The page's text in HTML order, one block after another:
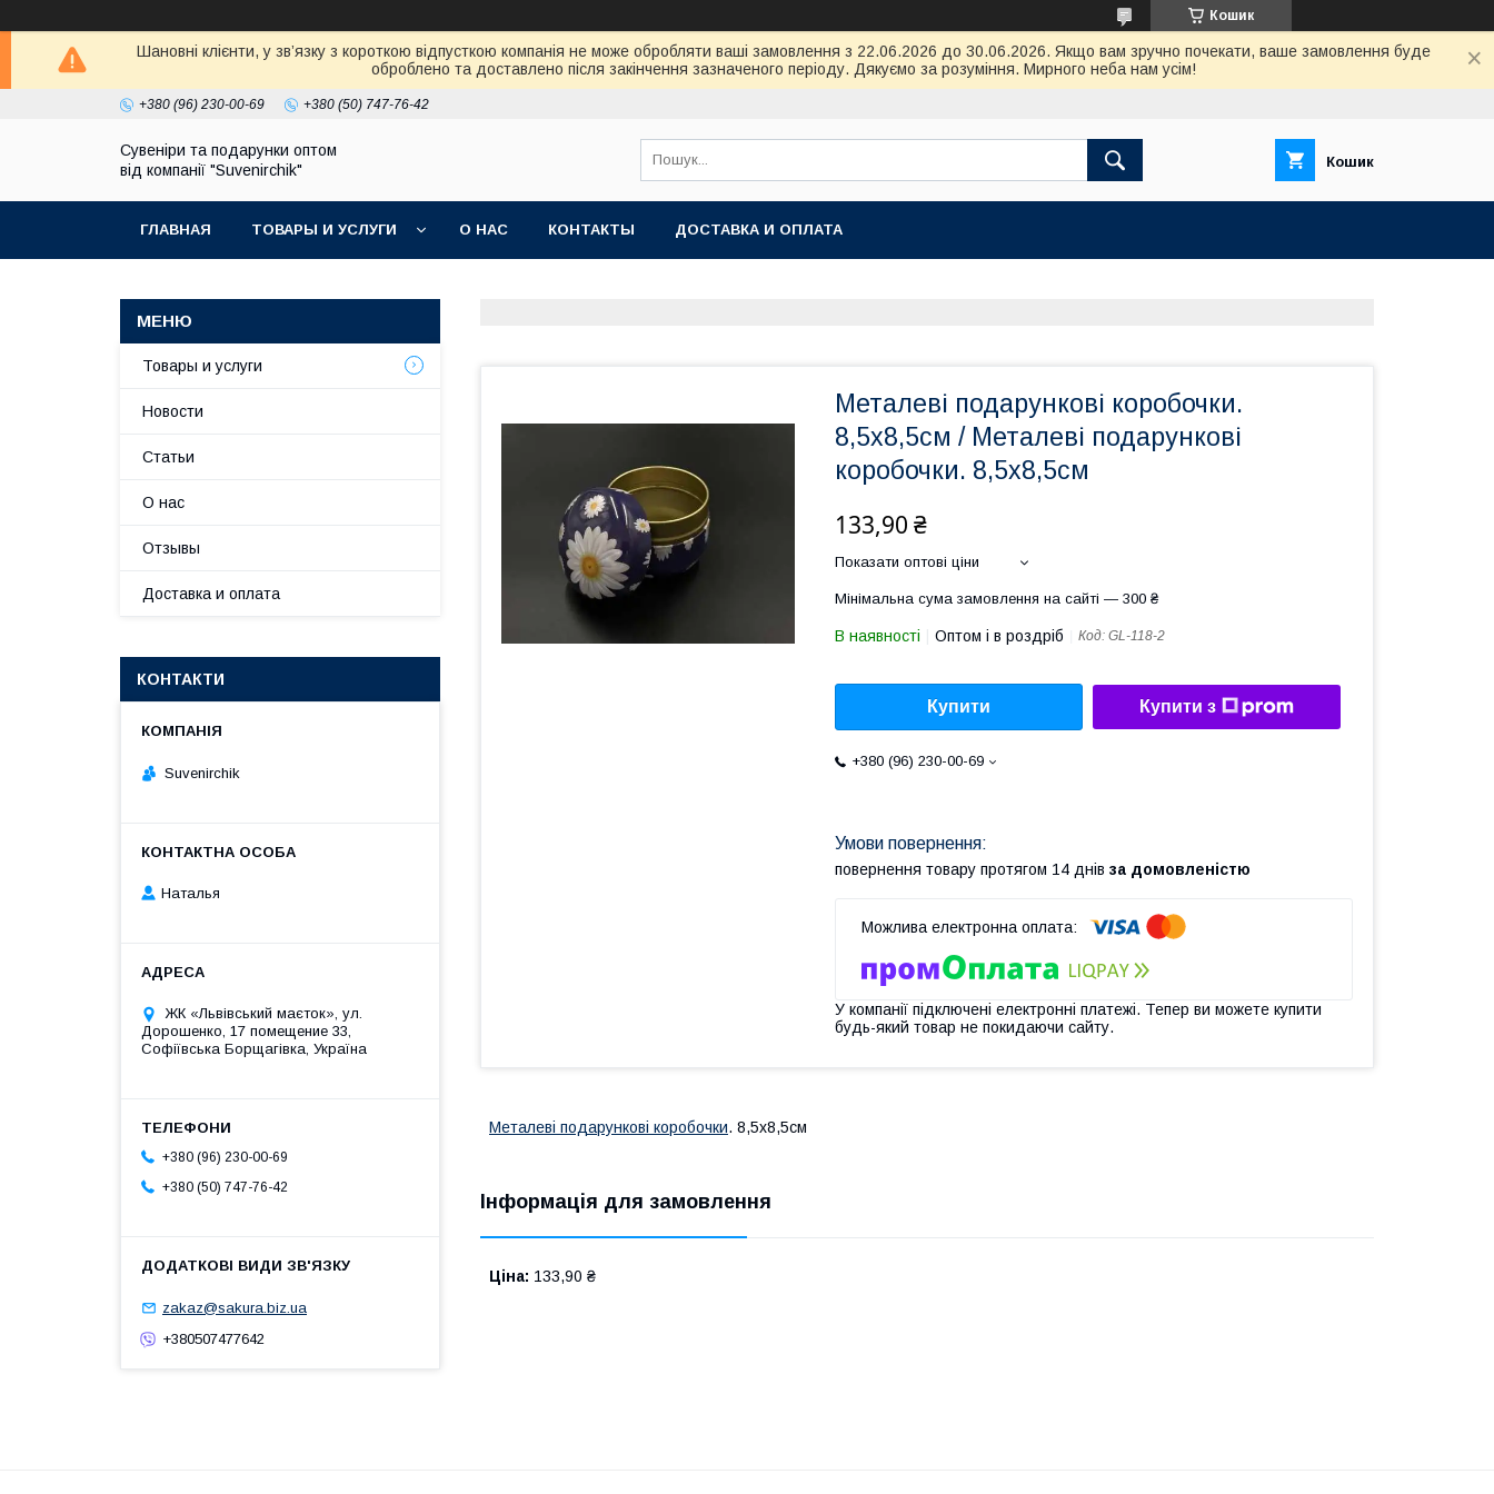
Кошик
Шановні клієнти, у зв’язку з короткою відпусткою компанія не може обробляти ваші замовлення з 22.06.2026 до 30.06.2026. Якщо вам зручно почекати, ваше замовлення буде
оброблено та доставлено після закінчення зазначеного періоду. Дякуємо за розуміння. Мирного неба нам усім!
+380 (96) 230-00-69 +380 (50) 747-76-42
Сувеніри та подарунки оптом
від компанії "Suvenirchik"
Кошик
ГЛАВНАЯ ТОВАРЫ И УСЛУГИ О НАС КОНТАКТЫ ДОСТАВКА И ОПЛАТА
Металеві подарункові коробочки.
8,5х8,5см / Металеві подарункові
коробочки. 8,5х8,5см
133,90 ₴
Показати оптові ціни
Мінімальна сума замовлення на сайті — 300 ₴
В наявності Оптом і в роздріб Код: GL-118-2
Купити Купити з
+380 (96) 230-00-69
повернення товару протягом 14 днів за домовленістю
У компанії підключені електронні платежі. Тепер ви можете купити
будь-який товар не покидаючи сайту.
Металеві подарункові коробочки. 8,5х8,5см
Інформація для замовлення
Ціна: 133,90 ₴
Товары и услуги
Новости
Статьи
О нас
Отзывы
Доставка и оплата
КОНТАКТИ
Suvenirсhik
Наталья
ЖК «Львівський маєток», ул.
Дорошенко, 17 помещение 33,
Софіївська Борщагівка, Україна
+380 (96) 230-00-69
+380 (50) 747-76-42
zakaz@sakura.biz.ua
+380507477642